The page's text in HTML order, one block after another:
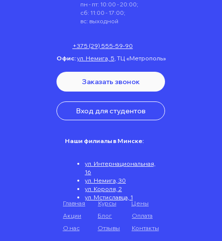
Наши филиалы в Минске:
ул. Интернациональная,
16
ул. Немига, 30
ул. Короля, 2
ул. Мстиславца, 1
+375 (29) 555-59-90
Офис:ул. Немига, 5, ТЦ «Метрополь»
Заказать звонок
Главная Курсы
О нас Отзывы
Акции
Цены
Оплата
Блог
Контакты
Вход для студентов
пн - пт: 10:00 - 20:00;
сб: 11:00 - 17:00;
вс: выходной